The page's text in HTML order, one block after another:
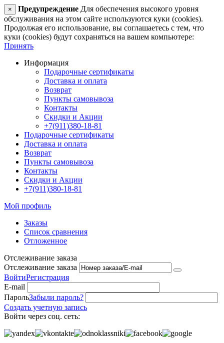
× Предупреждение Для обеспечения высокого уровня
обслуживания на этом сайте используются куки (cookies).
Продолжая его использование, вы соглашаетесь с тем, что
куки (cookies) будут сохраняться на вашем компьютере:
Принять
Информация
Подарочные сертификаты
Доставка и оплата
Возврат
Пункты самовывоза
Контакты
Скидки и Акции
+7(911)380-18-81
Подарочные сертификаты
Доставка и оплата
Возврат
Пункты самовывоза
Контакты
Скидки и Акции
+7(911)380-18-81
Мой профиль
Заказы
Список сравнения
Отложенное
Отслеживание заказа
Отслеживание заказа
ВойтиРегистрация
E-mail
ПарольЗабыли пароль?
Создать учетную запись
Войти через соц. сеть: